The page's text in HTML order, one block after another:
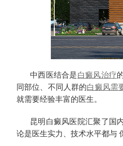
中西医结合是白癜风治疗
同部位、不同人群的白癜风需
就需要经验丰富的医生。
昆明白癜风医院汇聚了国
论是医生实力、技术水平都与